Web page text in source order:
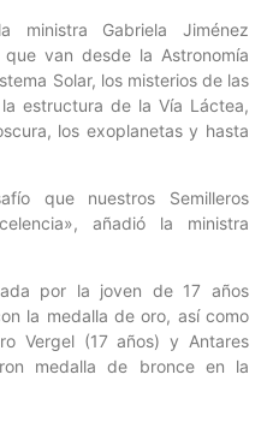
ministra Gabriela Jiménez
van desde la Astronomía
Solar, los misterios de las
estructura de la Vía Láctea,
los exoplanetas y hasta
que nuestros Semilleros
añadió la ministra
por la joven de 17 años
la medalla de oro, así como
Vergel (17 años) y Antares
medalla de bronce en la